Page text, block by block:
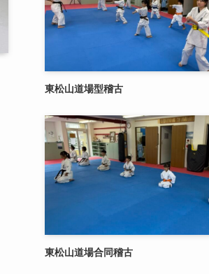
東松山道場型稽古
東松山道場合同稽古